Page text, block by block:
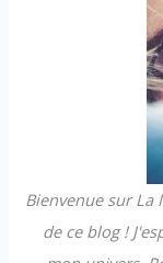
:Bienvenue sur La
de ce blog !